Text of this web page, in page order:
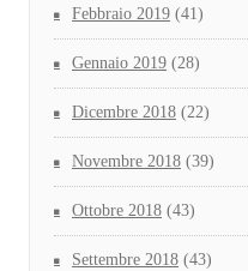
Febbraio 2019 (41)
Gennaio 2019 (28)
Dicembre 2018 (22)
Novembre 2018 (39)
Ottobre 2018 (43)
Settembre 2018 (43)